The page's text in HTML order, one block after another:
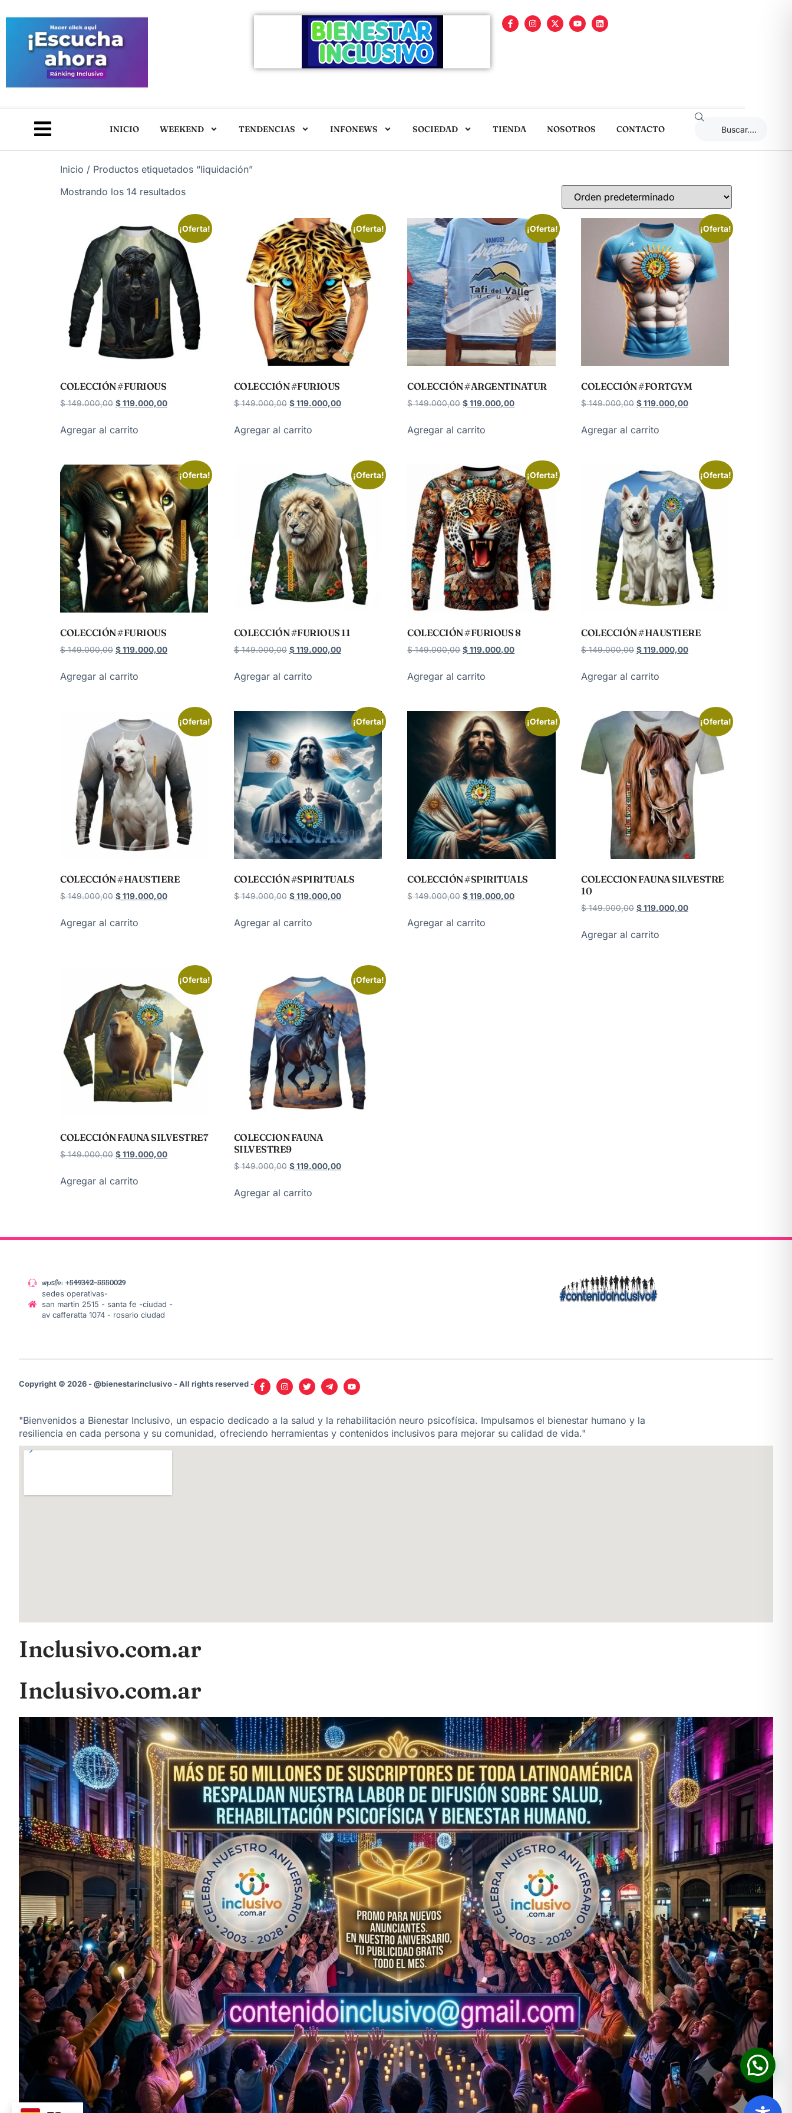
INICIO WEEKEND TENDENCIAS INFONEWS SOCIEDAD TIENDA NOSOTROS CONTACTO
Inicio / Productos etiquetados “liquidación”
Mostrando los 14 resultados
¡Oferta!
COLECCIÓN #FURIOUS
$149.000,00 $119.000,00
Agregar al carrito
¡Oferta!
COLECCIÓN #FURIOUS
$149.000,00 $119.000,00
Agregar al carrito
¡Oferta!
COLECCIÓN #ARGENTINATUR
$149.000,00 $119.000,00
Agregar al carrito
¡Oferta!
COLECCIÓN #FORTGYM
$149.000,00 $119.000,00
Agregar al carrito
¡Oferta!
COLECCIÓN #FURIOUS
$149.000,00 $119.000,00
Agregar al carrito
¡Oferta!
COLECCIÓN #FURIOUS 11
$149.000,00 $119.000,00
Agregar al carrito
¡Oferta!
COLECCIÓN #FURIOUS 8
$149.000,00 $119.000,00
Agregar al carrito
¡Oferta!
COLECCIÓN #HAUSTIERE
$149.000,00 $119.000,00
Agregar al carrito
¡Oferta!
COLECCIÓN #HAUSTIERE
$149.000,00 $119.000,00
Agregar al carrito
¡Oferta!
COLECCIÓN #SPIRITUALS
$149.000,00 $119.000,00
Agregar al carrito
¡Oferta!
COLECCIÓN #SPIRITUALS
$149.000,00 $119.000,00
Agregar al carrito
¡Oferta!
COLECCION FAUNA SILVESTRE
10
$149.000,00 $119.000,00
Agregar al carrito
¡Oferta!
COLECCIÓN FAUNA SILVESTRE7
$149.000,00 $119.000,00
Agregar al carrito
¡Oferta!
COLECCION FAUNA
SILVESTRE9
$149.000,00 $119.000,00
Agregar al carrito
wpsfe: +549342-5550029
sedes operativas-
san martin 2515 - santa fe -ciudad -
av cafferatta 1074 - rosario ciudad
Copyright © 2026 - @bienestarinclusivo - All rights reserved -
"Bienvenidos a Bienestar Inclusivo, un espacio dedicado a la salud y la rehabilitación neuro psicofísica. Impulsamos el bienestar humano y la
resiliencia en cada persona y su comunidad, ofreciendo herramientas y contenidos inclusivos para mejorar su calidad de vida."
Inclusivo.com.ar
Inclusivo.com.ar